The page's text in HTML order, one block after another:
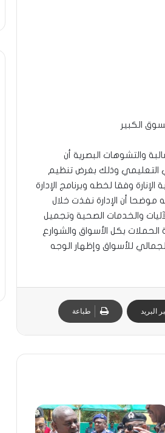
الكبير
والتشوهات البصرية أن
وذلك بغرض تنظيم
وفقا لخطه وبرنامج الإدارة
موضحا أن الإدارة نفذت خلال
والخدمات الصحية وتجميل
بكل الأسواق والشوارع
للأسواق وإظهار الوجه
البريد طباعة